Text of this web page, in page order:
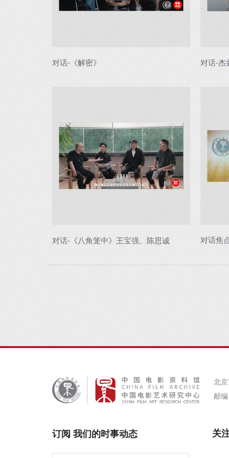
对话-《解密》 对话-杰
对话-《八角笼中》王宝强、陈思诚 对话焦
北
邮
订阅 我们的时事动态 关